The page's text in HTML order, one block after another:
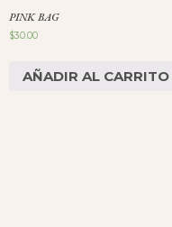
PINK BAG
$30.00
AÑADIR AL CARRITO